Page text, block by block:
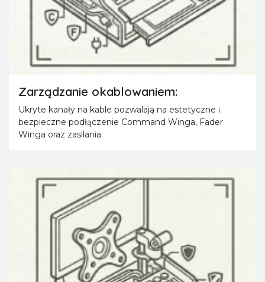
Zarządzanie okablowaniem:
Ukryte kanały na kable pozwalają na estetyczne i
bezpieczne podłączenie Command Winga, Fader
Winga oraz zasilania.